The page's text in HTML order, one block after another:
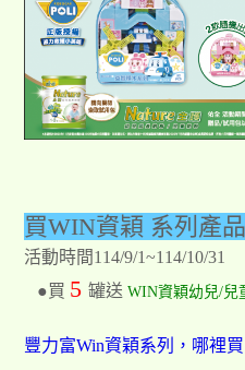
買WIN資穎 系列產品
活動時間114/9/1~114/10/31
●買 5罐送WIN資穎幼兒/兒
豐力富Win資穎系列，哪裡買